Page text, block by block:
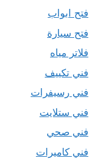
فتح ابواب
فتح سيارة
فلاتر مياه
فني تكييف
فني رسيفرات
فني ستلايت
فني صحي
فني كاميرات